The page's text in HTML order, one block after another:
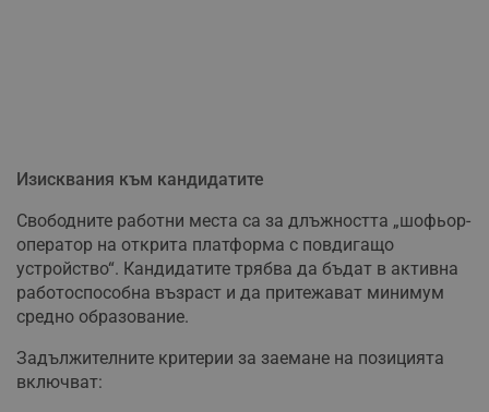
Изисквания към кандидатите
Свободните работни места са за длъжността „шофьор-
оператор на открита платформа с повдигащо
устройство“. Кандидатите трябва да бъдат в активна
работоспособна възраст и да притежават минимум
средно образование.
Задължителните критерии за заемане на позицията
включват: